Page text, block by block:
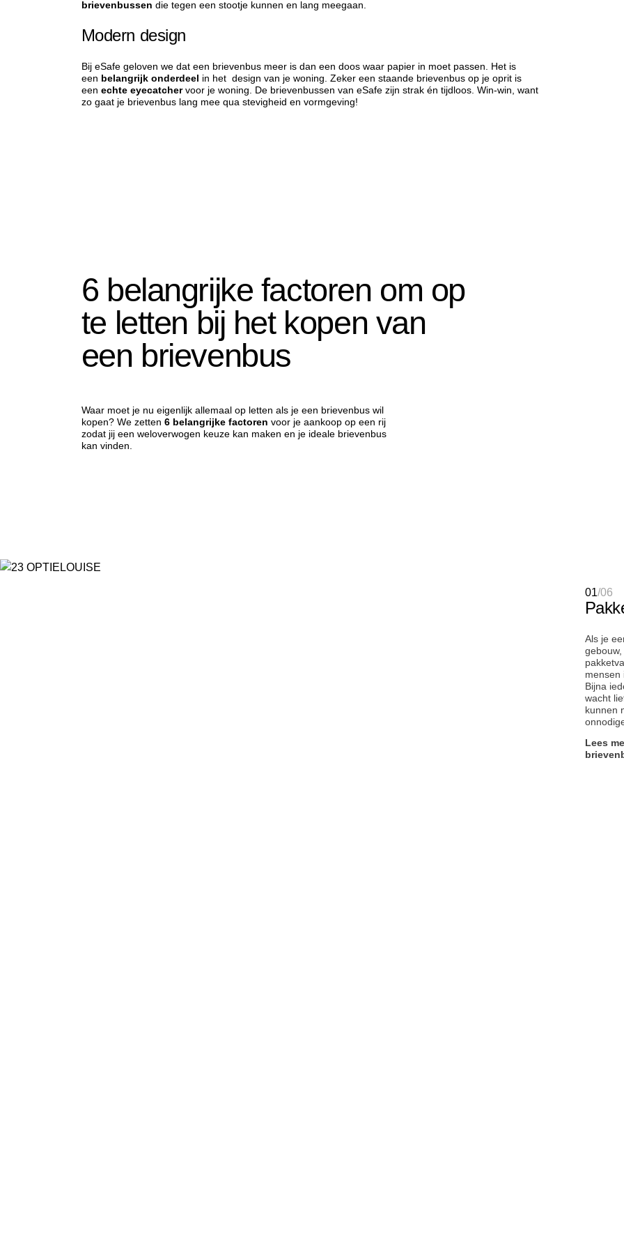
brievenbussen die tegen een stootje kunnen en lang meegaan.
Modern design
Bij eSafe geloven we dat een brievenbus meer is dan een doos waar papier in moet passen. Het is
een belangrijk onderdeel in het design van je woning. Zeker een staande brievenbus op je oprit is
een echte eyecatchervoor je woning. De brievenbussen van eSafe zijn strak én tijdloos. Win-win, want
zo gaat je brievenbus lang mee qua stevigheid en vormgeving!
6 belangrijke factoren om op
te letten bij het kopen van
een brievenbus
Waar moet je nu eigenlijk allemaal op letten als je een brievenbus wil
kopen? We zetten 6 belangrijke factoren voor je aankoop op een rij
zodat jij een weloverwogen keuze kan maken en je ideale brievenbus
kan vinden.
01/06
Als je
mensen
Bijna
wacht
kunnen
Lees